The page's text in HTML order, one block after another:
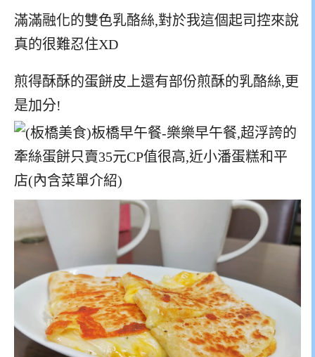
滿滿融化的雙色乳酪絲,對於我這個起司控來說
真的很難忍住XD
煎得酥酥的蛋餅皮上還有部份煎酥的乳酪絲,更
是加分!